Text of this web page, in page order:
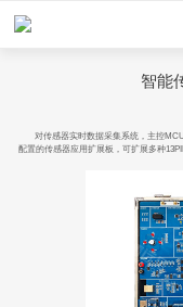
智能
对传感器实时数据采集系统，主控
配置的传感器应用扩展板，可扩展多种